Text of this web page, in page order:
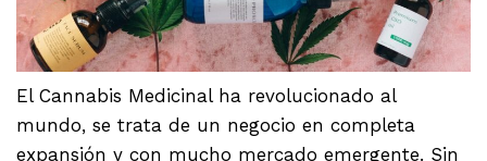
El Cannabis Medicinal ha revolucionado al
mundo, se trata de un negocio en completa
expansión y con mucho mercado emergente. Sin